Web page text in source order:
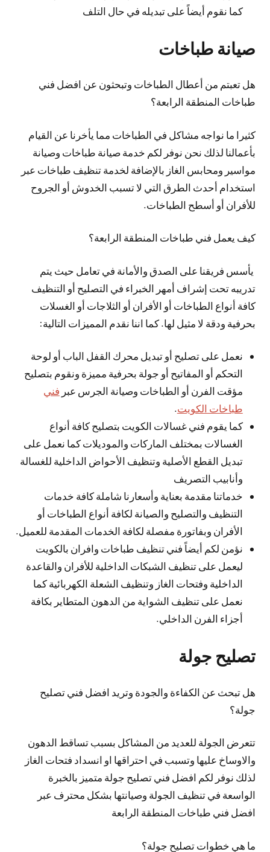
كما نقوم أيضاً على تبديله في حال التلف
صيانة طباخات
هل تعبتم من أعطال الطباخات وتبحثون عن افضل فني
طباخات المنطقة الرابعة؟
كثيرا ما نواجه مشاكل في الطباخات مما يأخرنا عن القيام
بأعمالنا لذلك نحن نوفر لكم خدمة صيانة طباخات وصيانة
مواسير ومحابس الغاز بالإضافة لخدمة تنظيف طباخات عبر
استخدام أحدث الطرق التي لا تسبب الخدوش أو الجروح
للأفران أو أسطح الطباخات.
كيف يعمل فني طباخات المنطقة الرابعة؟
يأسس فريقنا على الصدق والأمانة في تعامل حيث يتم
تدريبه تحت إشراف أمهر الخبراء في التصليح أو التنظيف
كافة أنواع الطباخات أو الأفران أو الثلاجات أو الغسلات
بحرفية ودقة لا مثيل لها. كما اننا نقدم المميزات التالية:
نعمل على تصليح أو تبديل محرك القفل الباب أو لوحة
التحكم أو المفاتيح أو جولة بحرفية مميزة ونقوم بتصليح
مؤقت الفرن أو الطباخات وصيانة الجرس عبر فني
طباخات الكويت.
كما يقوم فني غسالات الكويت بتصليح كافة أنواع
الغسالات بمختلف الماركات والموديلات كما نعمل على
تبديل القطع الأصلية وتنظيف الأحواض الداخلية للغسالة
وأنابيب التصريف
خدماتنا مقدمة بعناية وأسعارنا شاملة كافة خدمات
التنظيف والتصليح والصيانة لكافة أنواع الطباخات أو
الأفران وبفاتورة مفصلة لكافة الخدمات المقدمة للعميل.
نؤمن لكم أيضاً فني تنظيف طباخات وافران بالكويت
ليعمل على تنظيف الشبكات الداخلية للأفران والقاعدة
الداخلية وفتحات الغاز وتنظيف الشعلة الكهربائية كما
نعمل على تنظيف الشواية من الدهون المتطاير بكافة
أجزاء الفرن الداخلي.
تصليح جولة
هل تبحث عن الكفاءة والجودة وتريد افضل فني تصليح
جولة؟
تتعرض الجولة للعديد من المشاكل بسبب تساقط الدهون
والاوساخ عليها وتسبب في احتراقها او انسداد فتحات الغاز
لذلك نوفر لكم افضل فني تصليح جولة متميز بالخبرة
الواسعة في تنظيف الجولة وصيانتها بشكل محترف عبر
افضل فني طباخات المنطقة الرابعة
ما هي خطوات تصليح جولة؟